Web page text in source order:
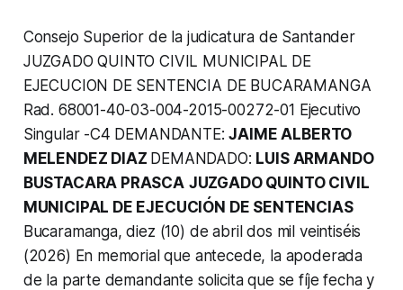
Consejo Superior de la judicatura de Santander
JUZGADO QUINTO CIVIL MUNICIPAL DE
EJECUCION DE SENTENCIA DE BUCARAMANGA
Rad. 68001-40-03-004-2015-00272-01 Ejecutivo
Singular -C4 DEMANDANTE:JAIME ALBERTO
MELENDEZ DIAZ DEMANDADO: LUIS ARMANDO
BUSTACARA PRASCA JUZGADO QUINTO CIVIL
MUNICIPAL DE EJECUCIÓN DE SENTENCIAS
Bucaramanga, diez (10) de abril dos mil veintiséis
(2026) En memorial que antecede, la apoderada
de la parte demandante solicita que se fíje fecha y